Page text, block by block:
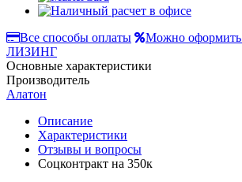
Все способы оплаты
Можно оформить
ЛИЗИНГ
Основные характеристики
Производитель
Алатон
Описание
Характеристики
Отзывы и вопросы
Соцконтракт на 350к